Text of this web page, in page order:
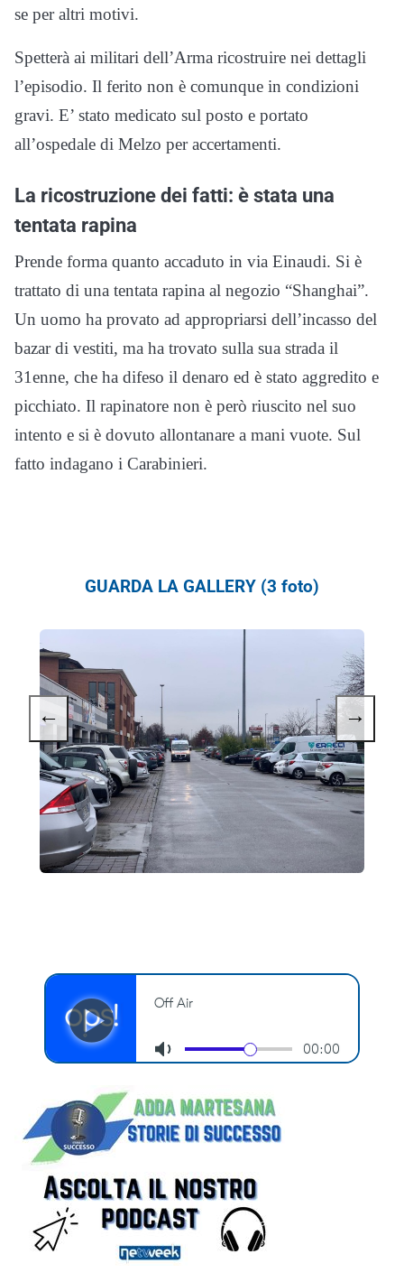
se per altri motivi.
Spetterà ai militari dell’Arma ricostruire nei dettagli
l’episodio. Il ferito non è comunque in condizioni
gravi. E’ stato medicato sul posto e portato
all’ospedale di Melzo per accertamenti.
La ricostruzione dei fatti: è stata una
tentata rapina
Prende forma quanto accaduto in via Einaudi. Si è
trattato di una tentata rapina al negozio “Shanghai”.
Un uomo ha provato ad appropriarsi dell’incasso del
bazar di vestiti, ma ha trovato sulla sua strada il
31enne, che ha difeso il denaro ed è stato aggredito e
picchiato. Il rapinatore non è però riuscito nel suo
intento e si è dovuto allontanare a mani vuote. Sul
fatto indagano i Carabinieri.
GUARDA LA GALLERY (3 foto)
← →